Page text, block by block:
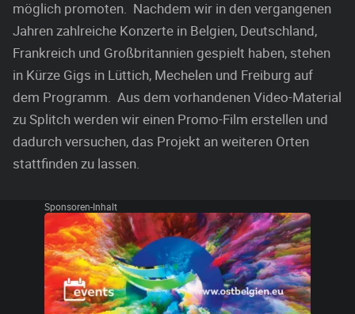
möglich promoten. Nachdem wir in den vergangenen
Jahren zahlreiche Konzerte in Belgien, Deutschland,
Frankreich und Großbritannien gespielt haben, stehen
in Kürze Gigs in Lüttich, Mechelen und Freiburg auf
dem Programm. Aus dem vorhandenen Video-Material
zu Splitch werden wir einen Promo-Film erstellen und
dadurch versuchen, das Projekt an weiteren Orten
stattfinden zu lassen.
Sponsoren-Inhalt